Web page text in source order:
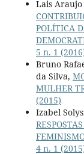
Lais
POLÍTICA
5 n. 1
Bruno
da Silva,
MULHER
(2015)
Izabel
4 n. 1